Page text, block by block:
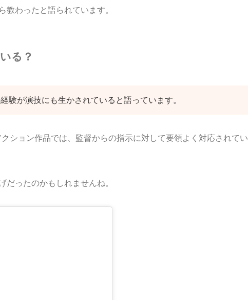
教わったと語られています。
る？
験が演技にも生かされていると語っています。
ション作品では、監督からの指示に対して要領よく対応されてい
だったのかもしれませんね。